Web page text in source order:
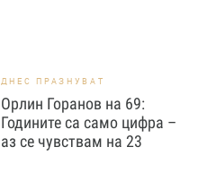
ДНЕС ПРАЗНУВАТ
Орлин Горанов на 69:
Годините са само цифра –
аз се чувствам на 23